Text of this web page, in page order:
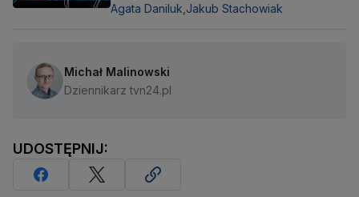
Agata Daniluk, Jakub Stachowiak
Michał Malinowski
Dziennikarz tvn24.pl
UDOSTĘPNIJ: